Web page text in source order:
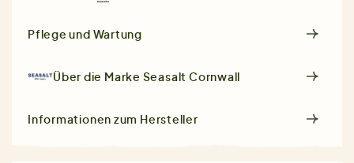
Pflege und Wartung
Über die Marke Seasalt Cornwall
Informationen zum Hersteller